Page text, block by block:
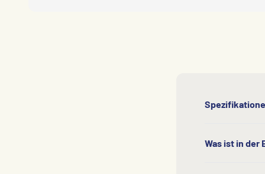
Was ist in der